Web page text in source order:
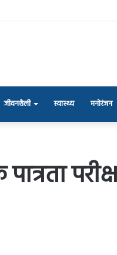
जीवनशैली स्वास्थ्य मनोरंजन